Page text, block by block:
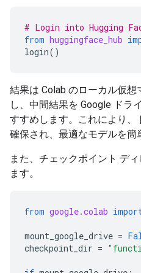
# Login into Hugging
from huggingface_hub
login()
結果は Colab のローカル仮
し、中間結果を Google ドラ
すすめします。これにより
確保され、最適なモデルを簡
また、チェックポイント デ
ます。
from google.colab
mount_google_drive =
checkpoint_dir =